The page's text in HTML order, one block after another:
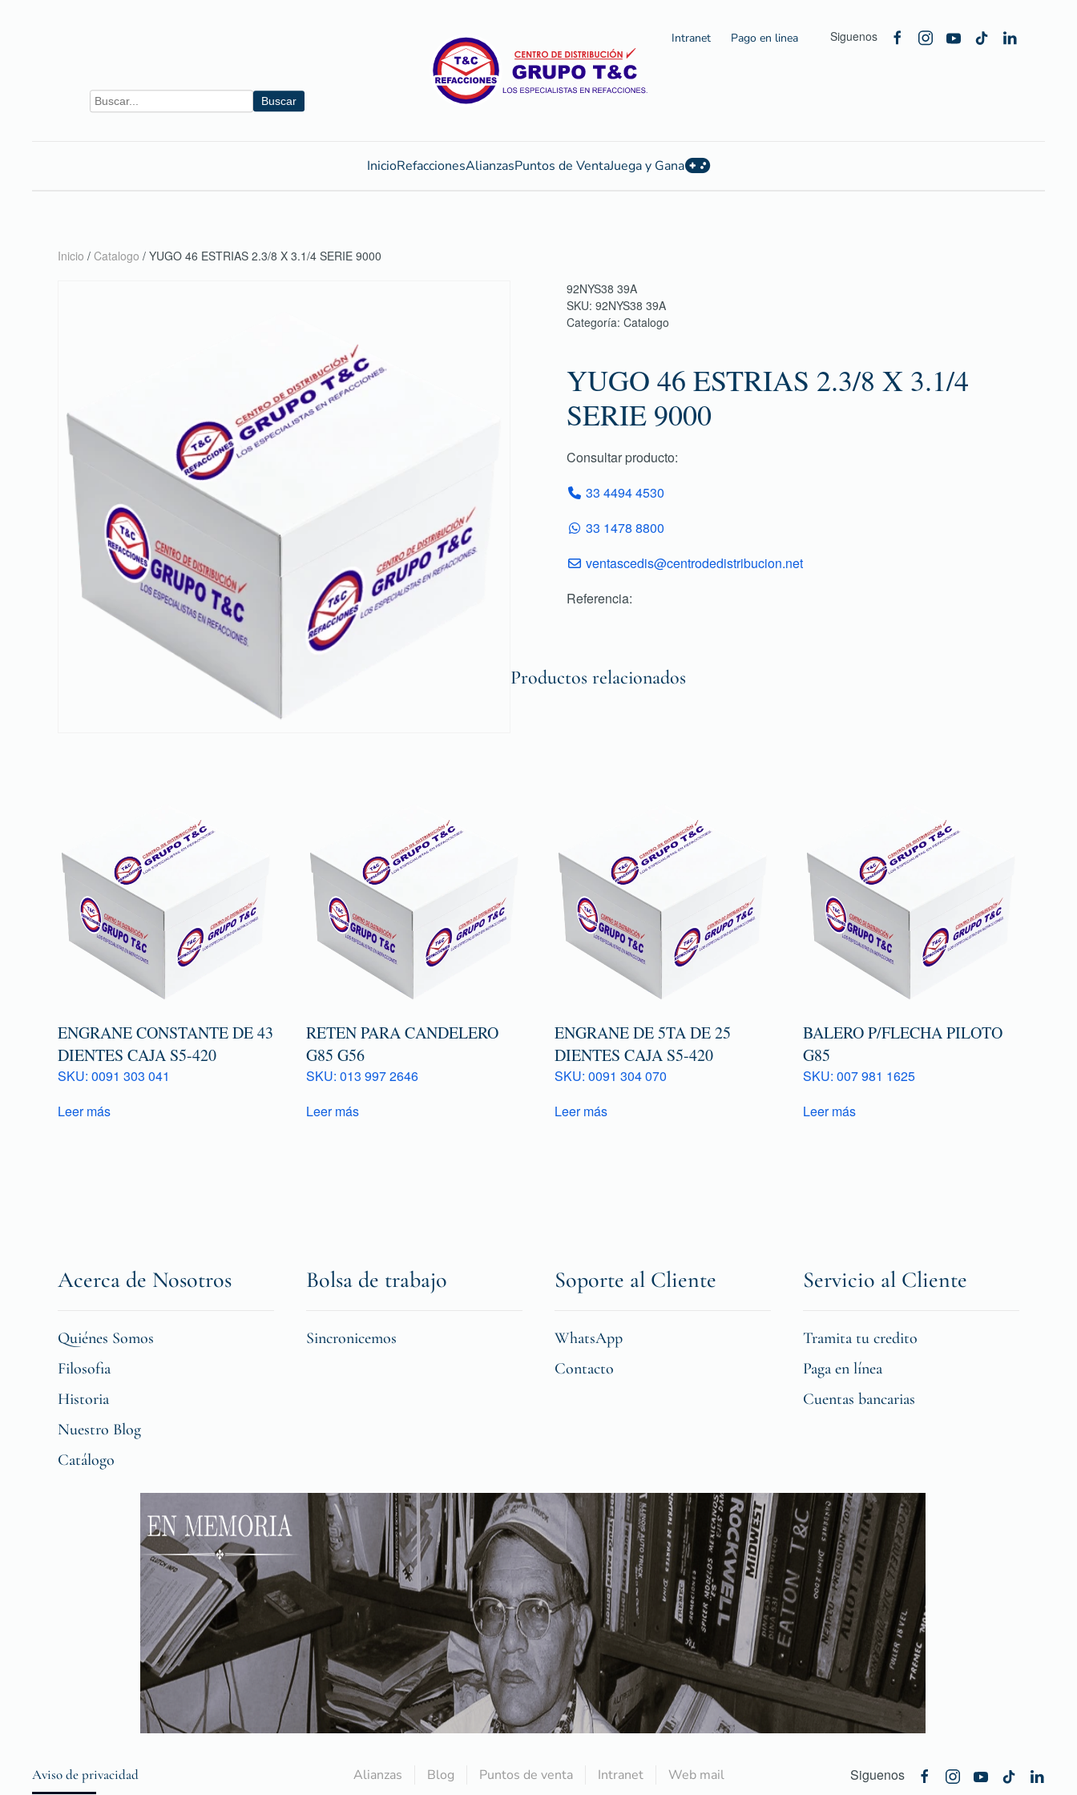
Buscar
Intranet Pago en linea Siguenos
InicioRefaccionesAlianzasPuntos de VentaJuega y Gana
Inicio / Catalogo / YUGO 46 ESTRIAS 2.3/8 X 3.1/4 SERIE 9000
92NYS38 39A
SKU: 92NYS38 39A
Categoría: Catalogo
YUGO 46 ESTRIAS 2.3/8 X 3.1/4
SERIE 9000
Consultar producto:
33 4494 4530
33 1478 8800
ventascedis@centrodedistribucion.net
Referencia:
Productos relacionados
ENGRANE CONSTANTE DE 43
DIENTES CAJA S5-420
SKU: 0091 303 041
Leer más
RETEN PARA CANDELERO
G85 G56
SKU: 013 997 2646
Leer más
ENGRANE DE 5TA DE 25
DIENTES CAJA S5-420
SKU: 0091 304 070
Leer más
BALERO P/FLECHA PILOTO
G85
SKU: 007 981 1625
Leer más
Acerca de Nosotros
Quiénes Somos
Filosofia
Historia
Nuestro Blog
Catálogo
Bolsa de trabajo
Sincronicemos
Soporte al Cliente
WhatsApp
Contacto
Servicio al Cliente
Tramita tu credito
Paga en línea
Cuentas bancarias
Aviso de privacidad Alianzas Blog Puntos de venta Intranet Web mail Siguenos